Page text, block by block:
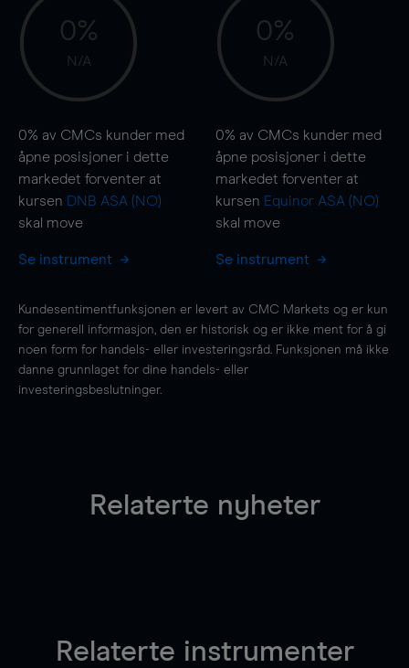
0%
N/A
0% av CMCs kunder med
åpne posisjoner i dette
markedet forventer at
kursen DNB ASA (NO)
skal move
Se instrument
0%
N/A
0% av CMCs kunder med
åpne posisjoner i dette
markedet forventer at
kursen Equinor ASA (NO)
skal move
Se instrument
Kundesentimentfunksjonen er levert av CMC Markets og er kun
for generell informasjon, den er historisk og er ikke ment for å gi
noen form for handels- eller investeringsråd. Funksjonen må ikke
danne grunnlaget for dine handels- eller
investeringsbeslutninger.
Relaterte nyheter
Relaterte instrumenter